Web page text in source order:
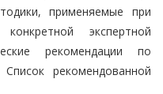
применяемые при
экспертной
рекомендации по
рекомендованной